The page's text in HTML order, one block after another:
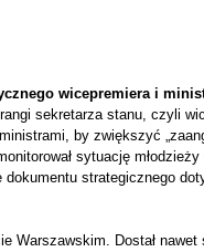
wicepremiera i
sekretarza stanu, czyli
by zwiększyć
sytuację młodzieży
strategicznego
Warszawskim. Dostał